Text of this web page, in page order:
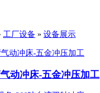
工厂设备 » 设备展示
动冲床-五金冲压加工